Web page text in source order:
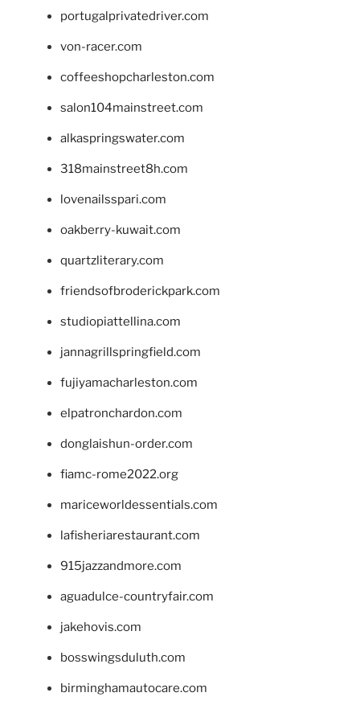
portugalprivatedriver.com
von-racer.com
coffeeshopcharleston.com
salon104mainstreet.com
alkaspringswater.com
318mainstreet8h.com
lovenailsspari.com
oakberry-kuwait.com
quartzliterary.com
friendsofbroderickpark.com
studiopiattellina.com
jannagrillspringfield.com
fujiyamacharleston.com
elpatronchardon.com
donglaishun-order.com
fiamc-rome2022.org
mariceworldessentials.com
lafisheriarestaurant.com
915jazzandmore.com
aguadulce-countryfair.com
jakehovis.com
bosswingsduluth.com
birminghamautocare.com